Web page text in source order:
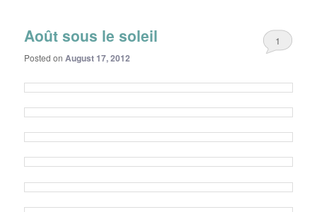
Août sous le soleil
Posted on August 17, 2012
1